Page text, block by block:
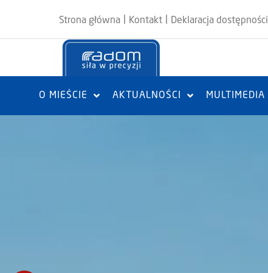
Strona główna Kontakt Deklaracja dostępności
O MIEŚCIE AKTUALNOŚCI MULTIMEDIA